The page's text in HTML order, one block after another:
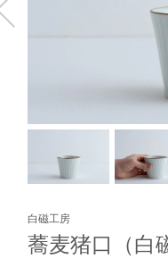
白磁工房
蕎麦猪口（白